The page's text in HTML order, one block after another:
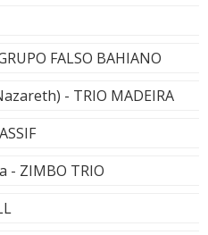
FALSO BAHIANO
- TRIO MADEIRA
- ZIMBO TRIO